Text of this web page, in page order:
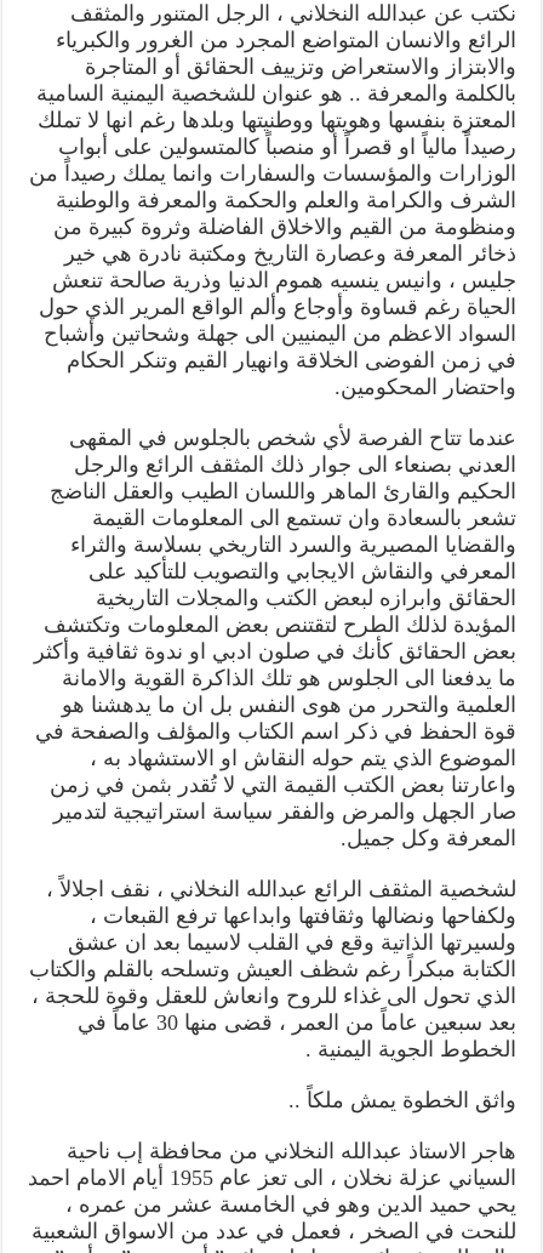
نكتب عن عبدالله النخلاني ، الرجل المتنور والمثقف
الرائع والانسان المتواضع المجرد من الغرور والكبرياء
والابتزاز والاستعراض وتزييف الحقائق أو المتاجرة
بالكلمة والمعرفة .. هو عنوان للشخصية اليمنية السامية
المعتزة بنفسها وهويتها ووطنيتها وبلدها رغم انها لا تملك
رصيداً مالياً او قصراً أو منصباً كالمتسولين على أبواب
الوزارات والمؤسسات والسفارات وانما يملك رصيداً من
الشرف والكرامة والعلم والحكمة والمعرفة والوطنية
ومنظومة من القيم والاخلاق الفاضلة وثروة كبيرة من
ذخائر المعرفة وعصارة التاريخ ومكتبة نادرة هي خير
جليس ، وانيس ينسيه هموم الدنيا وذرية صالحة تنعش
الحياة رغم قساوة وأوجاع وألم الواقع المرير الذي حول
السواد الاعظم من اليمنيين الى جهلة وشحاتين وأشباح
في زمن الفوضى الخلاقة وانهيار القيم وتنكر الحكام
واحتضار المحكومين.
عندما تتاح الفرصة لأي شخص بالجلوس في المقهى
العدني بصنعاء الى جوار ذلك المثقف الرائع والرجل
الحكيم والقارئ الماهر واللسان الطيب والعقل الناضج
تشعر بالسعادة وان تستمع الى المعلومات القيمة
والقضايا المصيرية والسرد التاريخي بسلاسة والثراء
المعرفي والنقاش الايجابي والتصويب للتأكيد على
الحقائق وابرازه لبعض الكتب والمجلات التاريخية
المؤيدة لذلك الطرح لتقتنص بعض المعلومات وتكتشف
بعض الحقائق كأنك في صلون ادبي او ندوة ثقافية وأكثر
ما يدفعنا الى الجلوس هو تلك الذاكرة القوية والامانة
العلمية والتحرر من هوى النفس بل ان ما يدهشنا هو
قوة الحفظ في ذكر اسم الكتاب والمؤلف والصفحة في
الموضوع الذي يتم حوله النقاش او الاستشهاد به ،
واعارتنا بعض الكتب القيمة التي لا تُقدر بثمن في زمن
صار الجهل والمرض والفقر سياسة استراتيجية لتدمير
المعرفة وكل جميل.
لشخصية المثقف الرائع عبدالله النخلاني ، نقف اجلالاً ،
ولكفاحها ونضالها وثقافتها وابداعها ترفع القبعات ،
ولسيرتها الذاتية وقع في القلب لاسيما بعد ان عشق
الكتابة مبكراً رغم شظف العيش وتسلحه بالقلم والكتاب
الذي تحول الى غذاء للروح وانعاش للعقل وقوة للحجة ،
بعد سبعين عاماً من العمر ، قضى منها 30 عاماً في
الخطوط الجوية اليمنية .
واثق الخطوة يمش ملكاً ..
هاجر الاستاذ عبدالله النخلاني من محافظة إب ناحية
السياني عزلة نخلان ، الى تعز عام 1955 أيام الامام احمد
يحي حميد الدين وهو في الخامسة عشر من عمره ،
للنحت في الصخر ، فعمل في عدد من الاسواق الشعبية